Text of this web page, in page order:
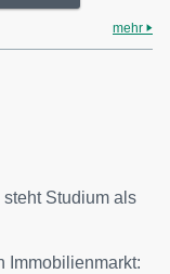
mehr
Studium als
Immobilienmarkt: